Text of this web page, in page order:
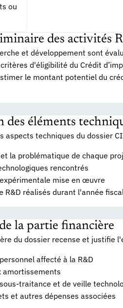
ou
des activités
et développement sont
d'éligibilité du Crédit
le montant potentiel du
des éléments
aspects techniques du dossier
la problématique de chaque
rencontrés
mise en œuvre
R&D réalisés durant l'année
la partie financière
du dossier recense et justifie
affecté à la R&D
amortissements
traitance et de veille
et autres dépenses associées